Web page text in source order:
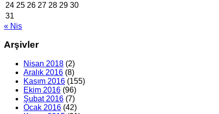
24 25 26 27 28 29 30
31
« Nis
Arşivler
Nisan 2018 (2)
Aralık 2016 (8)
Kasım 2016 (155)
Ekim 2016 (96)
Şubat 2016 (7)
Ocak 2016 (42)